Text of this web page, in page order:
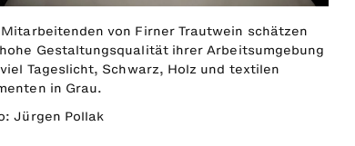
von Firner Trautwein schätzen
Gestaltungsqualität ihrer Arbeitsumgebung
Tageslicht, Schwarz, Holz und textilen
in Grau.
Jürgen Pollak